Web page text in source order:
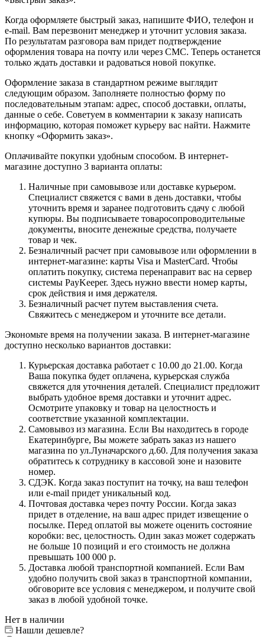
Когда оформляете быстрый заказ, напишите ФИО, телефон и
e-mail. Вам перезвонит менеджер и уточнит условия заказа.
По результатам разговора вам придет подтверждение
оформления товара на почту или через СМС. Теперь останется
только ждать доставки и радоваться новой покупке.
Оформление заказа в стандартном режиме выглядит
следующим образом. Заполняете полностью форму по
последовательным этапам: адрес, способ доставки, оплаты,
данные о себе. Советуем в комментарии к заказу написать
информацию, которая поможет курьеру вас найти. Нажмите
кнопку «Оформить заказ».
Оплачивайте покупки удобным способом. В интернет-
магазине доступно 3 варианта оплаты:
Наличные при самовывозе или доставке курьером.
Специалист свяжется с вами в день доставки, чтобы
уточнить время и заранее подготовить сдачу с любой
купюры. Вы подписываете товаросопроводительные
документы, вносите денежные средства, получаете
товар и чек.
Безналичный расчет при самовывозе или оформлении в
интернет-магазине: карты Visa и MasterCard. Чтобы
оплатить покупку, система перенаправит вас на сервер
системы PayKeeper. Здесь нужно ввести номер карты,
срок действия и имя держателя.
Безналичный расчет путем выставления счета.
Свяжитесь с менеджером и уточните все детали.
Экономьте время на получении заказа. В интернет-магазине
доступно несколько вариантов доставки:
Курьерская доставка работает с 10.00 до 21.00. Когда
Ваша покупка будет оплачена, курьерская служба
свяжется для уточнения деталей. Специалист предложит
выбрать удобное время доставки и уточнит адрес.
Осмотрите упаковку и товар на целостность и
соответствие указанной комплектации.
Самовывоз из магазина. Если Вы находитесь в городе
Екатеринбурге, Вы можете забрать заказ из нашего
магазина по ул.Луначарского д.60. Для получения заказа
обратитесь к сотруднику в кассовой зоне и назовите
номер.
СДЭК. Когда заказ поступит на точку, на ваш телефон
или e-mail придет уникальный код.
Почтовая доставка через почту России. Когда заказ
придет в отделение, на ваш адрес придет извещение о
посылке. Перед оплатой вы можете оценить состояние
коробки: вес, целостность. Один заказ может содержать
не больше 10 позиций и его стоимость не должна
превышать 100 000 р.
Доставка любой транспортной компанией. Если Вам
удобно получить свой заказ в транспортной компании,
обговорите все условия с менеджером, и получите свой
заказ в любой удобной точке.
Нет в наличии
Нашли дешевле?